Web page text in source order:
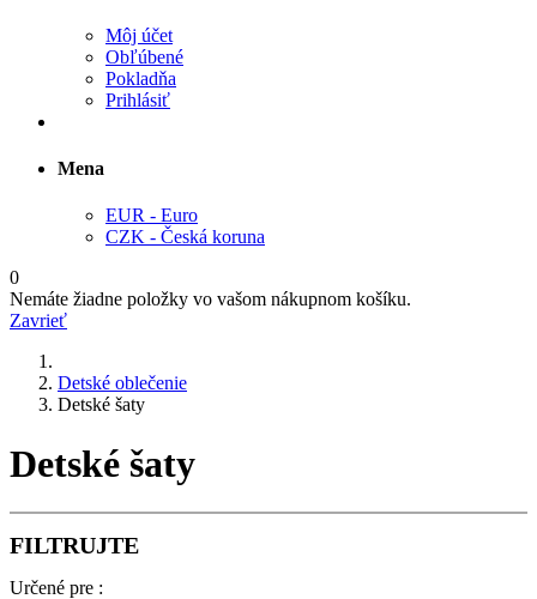
Môj účet
Obľúbené
Pokladňa
Prihlásiť
Mena
EUR - Euro
CZK - Česká koruna
0
Nemáte žiadne položky vo vašom nákupnom košíku.
Zavrieť
Detské oblečenie
Detské šaty
Detské šaty
FILTRUJTE
Určené pre :